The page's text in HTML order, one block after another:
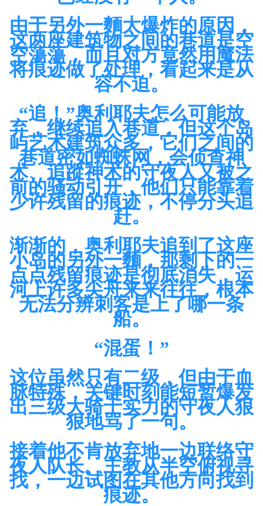
由于另外一麵大爆炸的原因，
这两座建筑物之间的巷道是空
空蕩蕩，而且对方竟然用魔法
将痕迹做了处理，看起来是从
容不迫。
“追！”奥利耶夫怎么可能放
弃，继续追入巷道，但这个岛
屿艺术建筑众多，它们之间的
巷道密如蜘蛛网，会侦查神
术、追蹤神术的守夜人又被之
前的骚动引开，他们只能靠着
少许残留的痕迹，不停分头追
赶。
渐渐的，奥利耶夫追到了这座
小岛的另外一麵，那剩下的一
点点残留痕迹是彻底消失，运
河上许多尖舟来来往往，根本
无法分辨刺客是上了哪一条
船。
“混蛋！”
这位虽然只有二级，但由于血
脉特殊，关键时刻能短暂爆发
出三级大骑士实力的守夜人狠
狠地骂了一句。
接着他不肯放弃地一边联络守
夜人队长、主教从半空俯视寻
找，一边试图在其他方向找到
痕迹。